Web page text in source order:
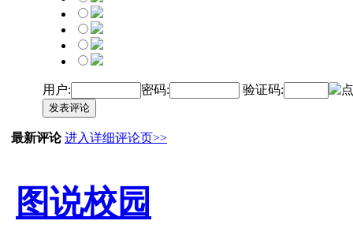
用户: 密码: 验证码:
发表评论
最新评论 进入详细评论页>>
图说校园